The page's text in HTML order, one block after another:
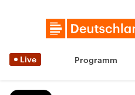
Live Programm